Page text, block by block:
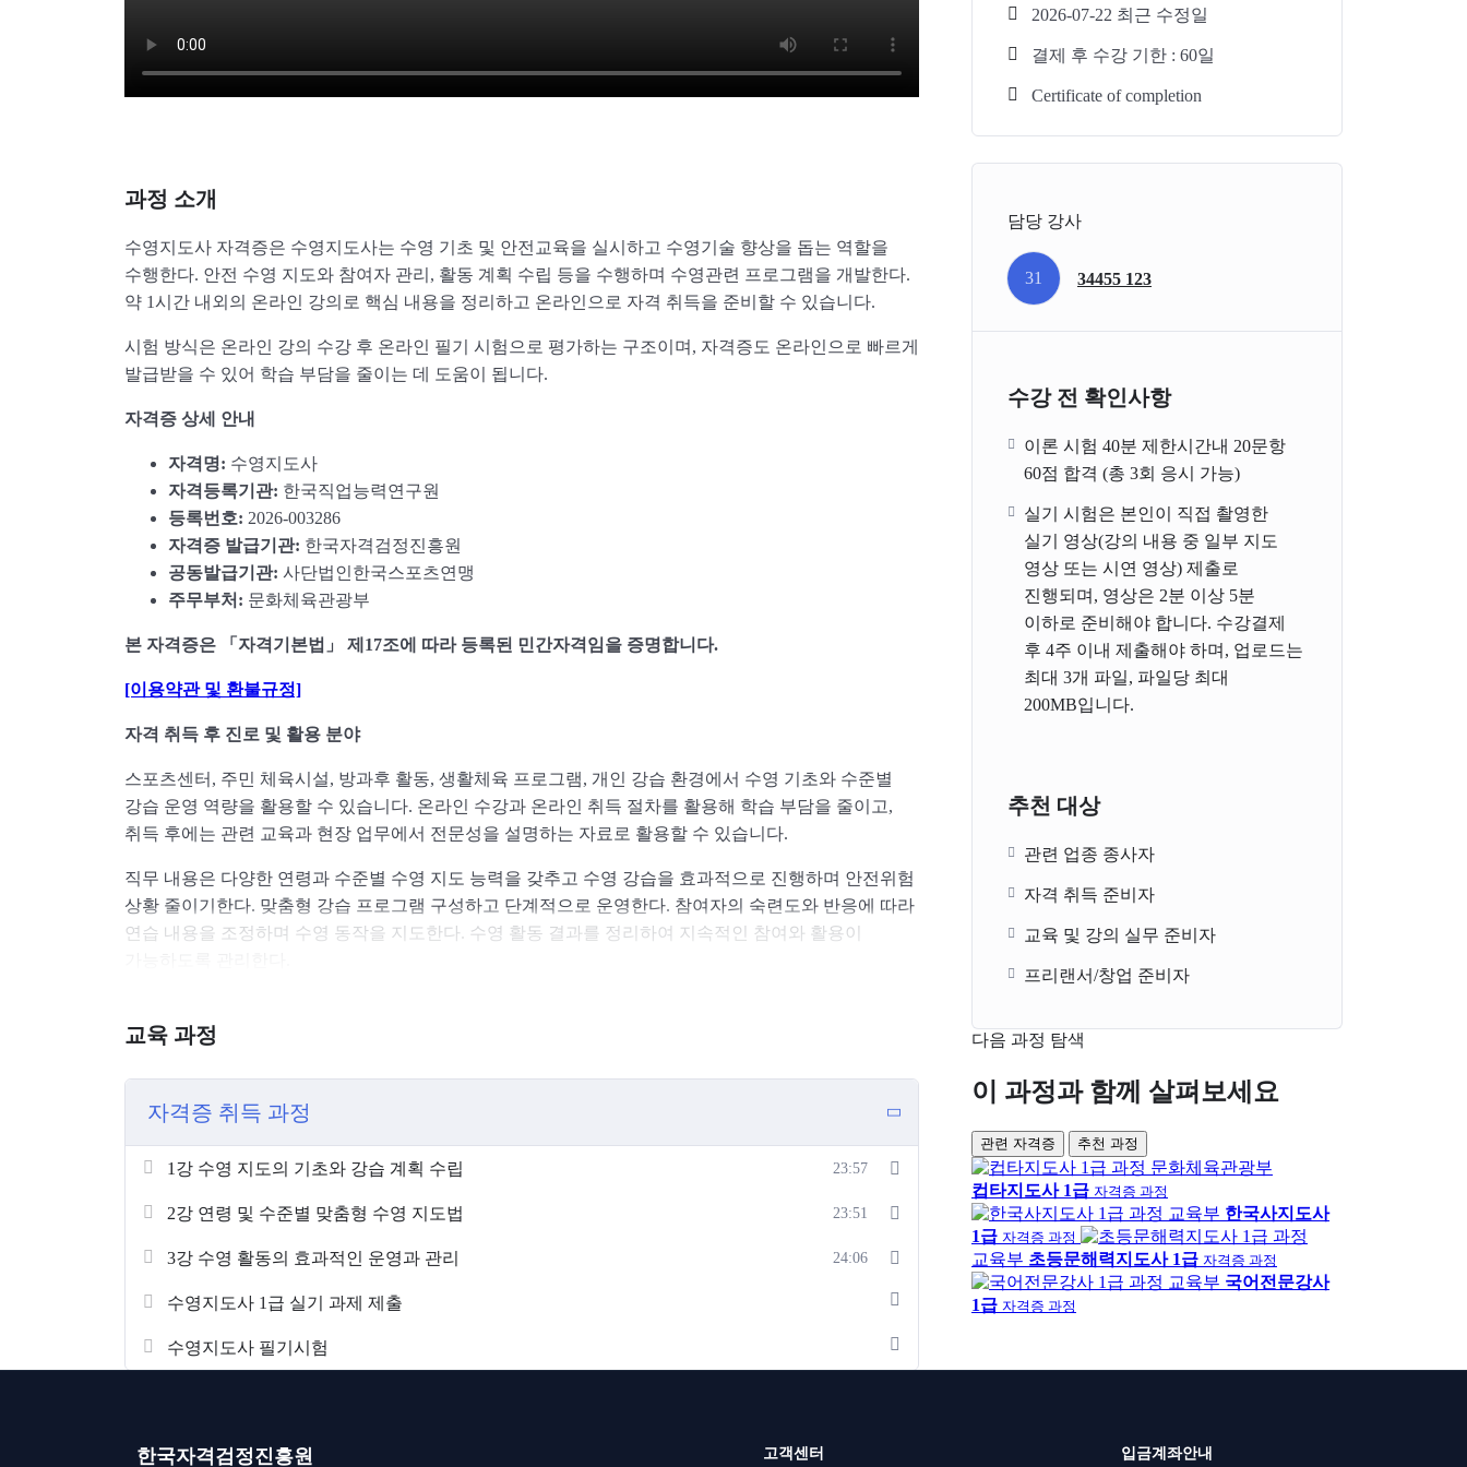
과정 소개
수영지도사 자격증은 수영지도사는 수영 기초 및 안전교육을 실시하고 수영기술 향상을 돕는 역할을
수행한다. 안전 수영 지도와 참여자 관리, 활동 계획 수립 등을 수행하며 수영관련 프로그램을 개발한다.
약 1시간 내외의 온라인 강의로 핵심 내용을 정리하고 온라인으로 자격 취득을 준비할 수 있습니다.
시험 방식은 온라인 강의 수강 후 온라인 필기 시험으로 평가하는 구조이며, 자격증도 온라인으로 빠르게
발급받을 수 있어 학습 부담을 줄이는 데 도움이 됩니다.
자격증 상세 안내
자격명: 수영지도사
자격등록기관: 한국직업능력연구원
등록번호: 2026-003286
자격증 발급기관: 한국자격검정진흥원
공동발급기관: 사단법인한국스포츠연맹
주무부처: 문화체육관광부
본 자격증은 「자격기본법」 제17조에 따라 등록된 민간자격임을 증명합니다.
[이용약관 및 환불규정]
자격 취득 후 진로 및 활용 분야
스포츠센터, 주민 체육시설, 방과후 활동, 생활체육 프로그램, 개인 강습 환경에서 수영 기초와 수준별
강습 운영 역량을 활용할 수 있습니다. 온라인 수강과 온라인 취득 절차를 활용해 학습 부담을 줄이고,
취득 후에는 관련 교육과 현장 업무에서 전문성을 설명하는 자료로 활용할 수 있습니다.
직무 내용은 다양한 연령과 수준별 수영 지도 능력을 갖추고 수영 강습을 효과적으로 진행하며 안전위험
상황 줄이기한다. 맞춤형 강습 프로그램 구성하고 단계적으로 운영한다. 참여자의 숙련도와 반응에 따라
연습 내용을 조정하며 수영 동작을 지도한다. 수영 활동 결과를 정리하여 지속적인 참여와 활용이
교육 과정
자격증 취득 과정
1강 수영 지도의 기초와 강습 계획 수립 23:57
2강 연령 및 수준별 맞춤형 수영 지도법 23:51
3강 수영 활동의 효과적인 운영과 관리 24:06
수영지도사 1급 실기 과제 제출
수영지도사 필기시험
2026-07-22 최근 수정일
결제 후 수강 기한 : 60일
Certificate of completion
담당 강사
31 34455 123
수강 전 확인사항
이론 시험 40분 제한시간내 20문항
60점 합격 (총 3회 응시 가능)
실기 시험은 본인이 직접 촬영한
실기 영상(강의 내용 중 일부 지도
영상 또는 시연 영상) 제출로
진행되며, 영상은 2분 이상 5분
이하로 준비해야 합니다. 수강결제
후 4주 이내 제출해야 하며, 업로드는
최대 3개 파일, 파일당 최대
200MB입니다.
추천 대상
관련 업종 종사자
자격 취득 준비자
교육 및 강의 실무 준비자
프리랜서/창업 준비자
다음 과정 탐색
이 과정과 함께 살펴보세요
관련 자격증 추천 과정
문화체육관광부
컵타지도사 1급 자격증 과정
교육부 한국사지도사
1급 자격증 과정
교육부 초등문해력지도사 1급 자격증 과정
교육부 국어전문강사
1급 자격증 과정
한국자격검정진흥원 고객센터 입금계좌안내